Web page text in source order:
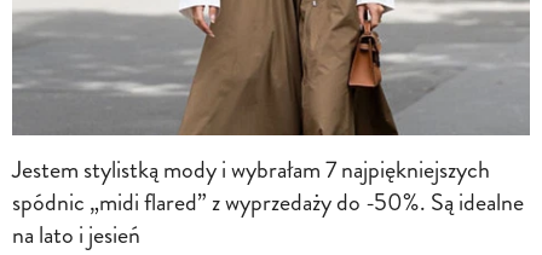
Jestem stylistką mody i wybrałam 7 najpiękniejszych
spódnic „midi flared” z wyprzedaży do -50%. Są idealne
na lato i jesień